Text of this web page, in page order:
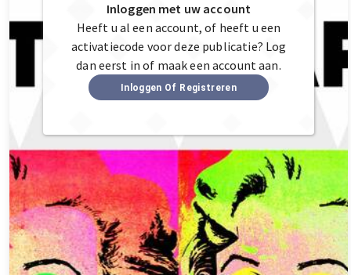
Inloggen met uw account
Heeft u al een account, of heeft u een
activatiecode voor deze publicatie? Log
dan eerst in of maak een account aan.
Inloggen Of Registreren